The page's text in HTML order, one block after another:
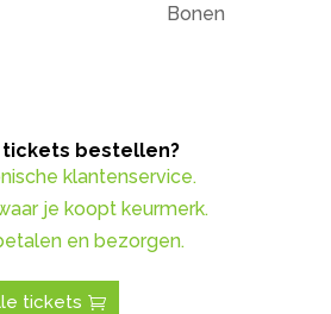
Bonen
bestellen?
klantenservice.
je koopt keurmerk.
en bezorgen.
tickets